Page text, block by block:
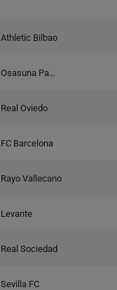
Athletic Bilbao
Osasuna Pampeluna
Real Oviedo
FC Barcelona
Rayo Vallecano
Levante
Real Sociedad
Sevilla FC